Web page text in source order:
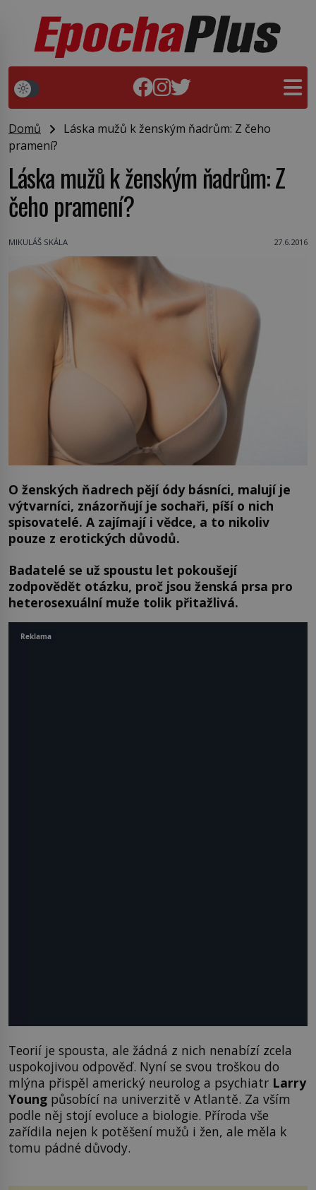
Domů
Láska mužů k ženským ňadrům: Z čeho
pramení?
Láska mužů k ženským ňadrům: Z
čeho pramení?
MIKULÁŠ SKÁLA 27.6.2016
O ženských ňadrech pějí ódy básníci, malují je
výtvarníci, znázorňují je sochaři, píší o nich
spisovatelé. A zajímají i vědce, a to nikoliv
pouze z erotických důvodů.
Badatelé se už spoustu let pokoušejí
zodpovědět otázku, proč jsou ženská prsa pro
heterosexuální muže tolik přitažlivá.
Teorií je spousta, ale žádná z nich nenabízí zcela
uspokojivou odpověď. Nyní se svou troškou do
mlýna přispěl americký neurolog a psychiatr Larry
Young působící na univerzitě v Atlantě. Za vším
podle něj stojí evoluce a biologie. Příroda vše
zařídila nejen k potěšení mužů i žen, ale měla k
tomu pádné důvody.
Reklama